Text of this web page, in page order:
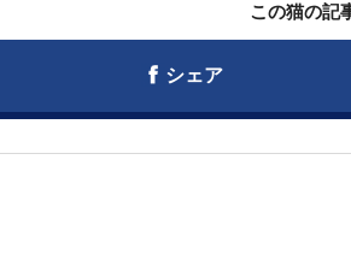
この猫の記
Facebook
シェア